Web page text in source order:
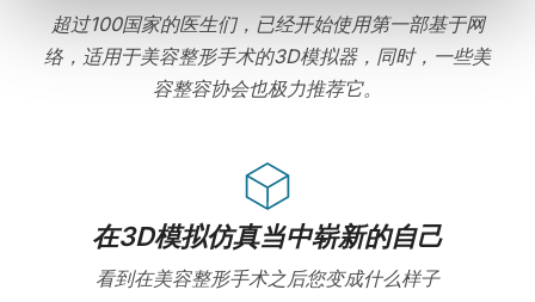
超过100国家的医生们，已经开始使用第一部基于网
络，适用于美容整形手术的3D模拟器，同时，一些美
容整容协会也极力推荐它。
在3D模拟仿真当中崭新的自己
看到在美容整形手术之后您变成什么样子